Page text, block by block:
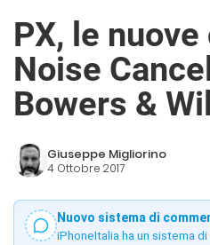
PX, le
Noise
Bowers &
Giuseppe Migliorino
4 Ottobre 2017
Nuovo sistema di
iPhoneItalia ha un sistema